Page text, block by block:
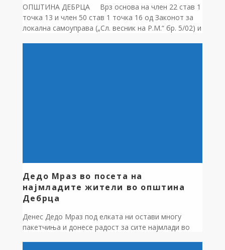
ОПШТИНА ДЕБРЦА Врз основа на член 22 став 1
точка 13 и член 50 став 1 точка 16 од Законот за
локална самоуправа („Сл. весник на Р.М.“ бр. 5/02) и
Дедо Мраз во посета на
најмладите жители во општина
Дебрца
Денес Дедо Мраз под елката ни остави многу
пакетчиња и донесе радост за сите најмлади во